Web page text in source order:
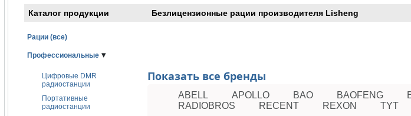
Каталог продукции Безлицензионные рации производителя Lisheng
Рации (все)
Профессиональные ▾
Цифровые DMR
радиостанции
Портативные
радиостанции
Показать все бренды
ABELL APOLLO BAO BAOFENG
RADIOBROS
RECENT REXON TYT